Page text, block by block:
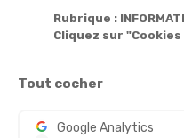
Notre société
Rubrique :
Cliquez sur "Cookies
Tout cocher
Google Analytics